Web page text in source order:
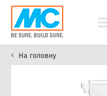
На головну